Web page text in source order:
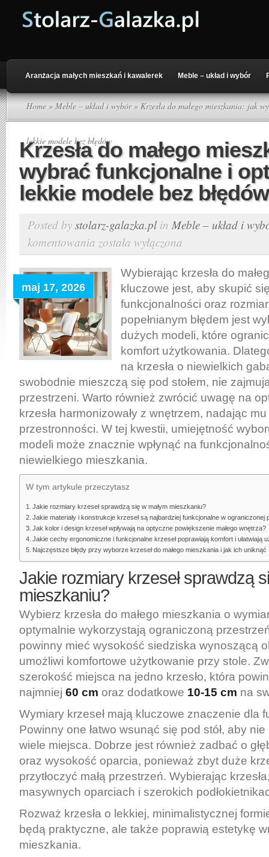
Aranżacja małych mieszkań i kawalerek Meble – układ i wybór
Home » Meble – układ i wybór» Krzesła do małego mieszkania: jak
lekkie modele bez błędów
Krzesła do małego
wybrać funkcjonalne i
lekkie modele bez błędów
Posted by stolarz-galazka.plin Meble – układ i
komentowania Krzesła
do
małego
mieszkania:
jak
wybrać
funkcjonalne
i
optycznie
modele
bez
błędów
została wyłączona
maj 17, 2026
Wybierając krzesła do
kluczowe jest, aby skupić
funkcjonalności oraz
popełnianym błędem jest
dużych modeli, które
komfort użytkowania.
na krzesła o niewielkich
swobodnie mieszczą się pod stołem, nie
przestrzeni. Warto również zwrócić uwagę na
krzesła harmonizowały z wnętrzem, nadając
przestronności. W tej kwestii, umiejętność
modeli może znacznie wpłynąć na
niewielkiego mieszkania.
W tym artykule przeczytasz
Jakie rozmiary krzeseł sprawdzą się w małym mieszkaniu?
Jakie materiały i konstrukcje krzeseł są najbardziej funkcjonalne w ograniczonej
Jak kolor i design krzeseł wpływają na optyczne powiększenie małego wnętrza?
Jakie cechy ergonomiczne i funkcjonalne krzeseł poprawiają komfort i ułatwiają
Najczęstsze błędy przy wyborze krzeseł do małego mieszkania i jak ich uniknąć
Jakie rozmiary krzeseł sprawdzą
mieszkaniu?
Wybierz krzesła do małego mieszkania o
optymalnie wykorzystają ograniczoną
powinny mieć wysokość siedziska wynoszącą
umożliwi komfortowe użytkowanie przy stole.
szerokość miejsca na jedno krzesło, która
najmniej 60 cm oraz dodatkowe 10-15 cm na
Wymiary krzeseł mają kluczowe znaczenie dla
Powinny one łatwo wsunąć się pod stół, aby nie
wiele miejsca. Dobrze jest również zadbać o
oraz wysokość oparcia, ponieważ zbyt duże
przytłoczyć małą przestrzeń. Wybierając
masywnych oparciach i szerokich
Rozważ krzesła o lekkiej, minimalistycznej
będą praktyczne, ale także poprawią estetykę
mieszkania.